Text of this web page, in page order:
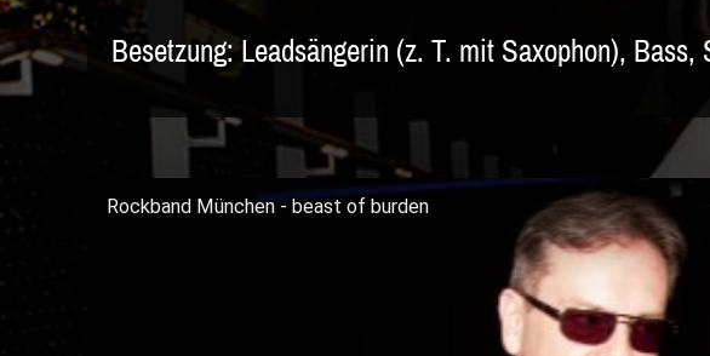
Besetzung: Leadsängerin (z. T. mit Saxophon),
Rockband München - beast of burden
Loading...
Rockband München - bed of roses